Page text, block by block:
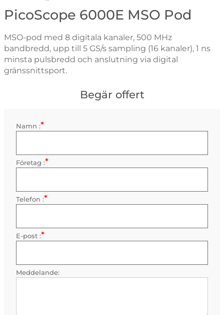
Gå till varumärkessidan för Pico
PicoScope 6000E MSO Pod
MSO-pod med 8 digitala kanaler, 500 MHz
bandbredd, upp till 5 GS/s sampling (16 kanaler), 1 ns
minsta pulsbredd och anslutning via digital
gränssnittsport.
Begär offert
Kontaktinformation
Namn :*Obligatorisk
Företag :*Obligatorisk
Telefon :*Obligatorisk
E-post :*Obligatorisk
Meddelande: